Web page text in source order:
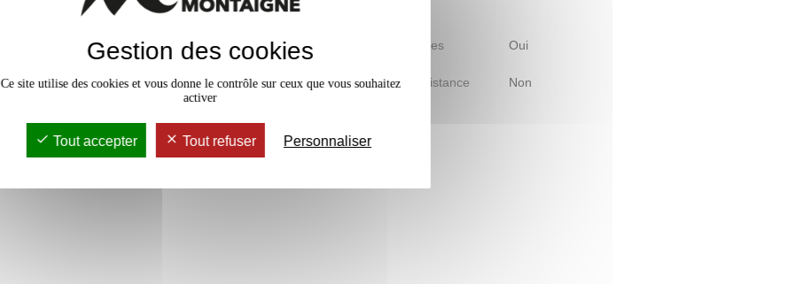
Mobilité d'études Oui
Accessible à distance Non
Gestion des cookies
Ce site utilise des cookies et vous donne le contrôle sur ceux que vous souhaitez
activer
Tout accepter Tout refuser Personnaliser